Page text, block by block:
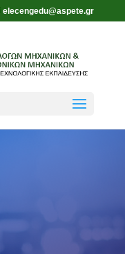
elecengedu@aspete.gr